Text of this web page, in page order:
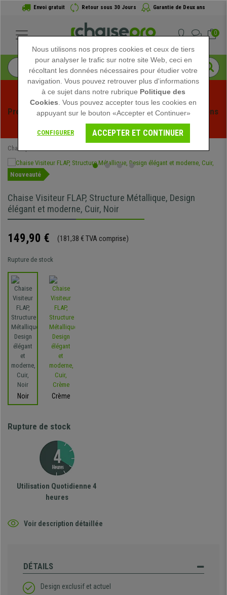
Envoi gratuit Retour sous 30 Jours Garantie de Deux ans
0
Profitez des soldes d'été chez Chaisepro ! Des réductions
exclusives pour une durée limitée - Voir l'offre
Chaisepro
Nouveauté
Chaise Visiteur FLAP, Structure Métallique, Design
élégant et moderne, Cuir, Noir
149,90 € (181,38 € TVA comprise)
Rupture de stock
Noir Crème
Rupture de stock
Utilisation Quotidienne 4
heures
Voir description détaillée
DÉTAILS
Design exclusif et actuel
Nous utilisons nos propres cookies et ceux de tiers
pour analyser le trafic sur notre site Web, ceci en
récoltant les données nécessaires pour étudier votre
navigation. Vous pouvez retrouver plus d'informations
à ce sujet dans notre rubrique Politique des
Cookies . Vous pouvez accepter tous les cookies en
appuyant sur le bouton «Accepter et Continuer»
CONFIGURER ACCEPTER ET CONTINUER